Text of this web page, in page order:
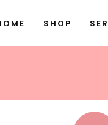
SHOP